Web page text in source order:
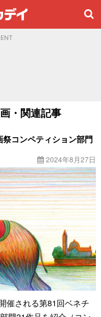
・関連記事
コンペティション部門
2024年8月27日
催される第81回ベネチ